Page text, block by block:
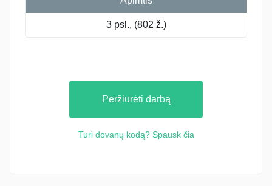
3 psl., (802 ž.)
Peržiūrėti darbą
Turi dovanų kodą? Spausk čia